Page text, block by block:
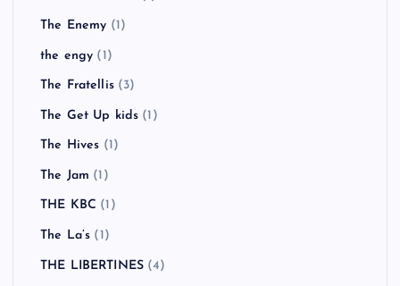
The Enemy (1)
the engy (1)
The Fratellis(3)
The Get Up kids (1)
The Hives (1)
The Jam (1)
THE KBC (1)
The La’s (1)
THE LIBERTINES (4)